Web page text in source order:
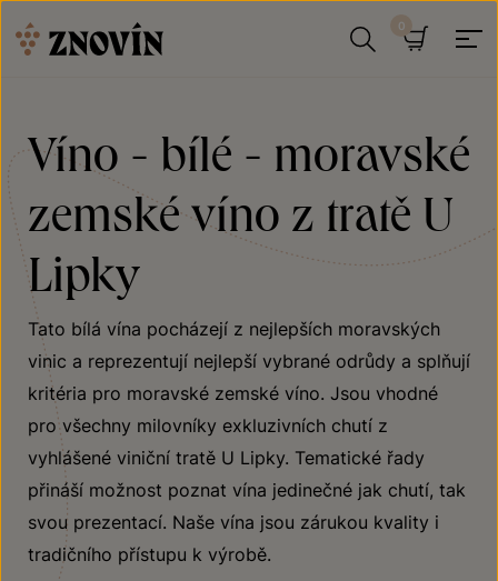
Víno - bílé - moravské
zemské víno z tratě U
Lipky
Tato bílá vína pocházejí z nejlepších moravských
vinic a reprezentují nejlepší vybrané odrůdy a splňují
kritéria pro moravské zemské víno. Jsou vhodné
pro všechny milovníky exkluzivních chutí z
vyhlášené viniční tratě U Lipky. Tematické řady
přináší možnost poznat vína jedinečné jak chutí, tak
svou prezentací. Naše vína jsou zárukou kvality i
tradičního přístupu k výrobě.